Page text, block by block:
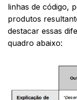
linhas de código,
produtos
destacar essas
quadro abaixo: